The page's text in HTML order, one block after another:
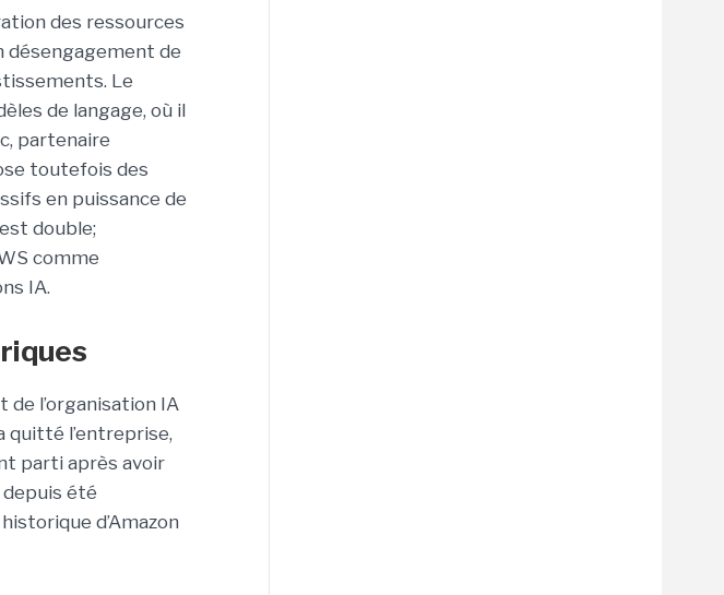
des ressources
désengagement de
Le
de langage, où il
partenaire
toutefois des
en puissance de
double;
comme
IA.
l’organisation IA
quitté l’entreprise,
parti après avoir
été
d’Amazon